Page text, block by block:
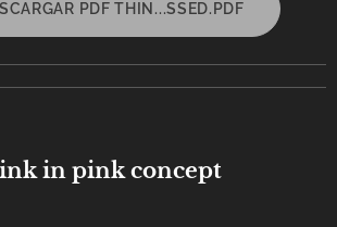
PDF THIN...SSED.PDF
in pink concept